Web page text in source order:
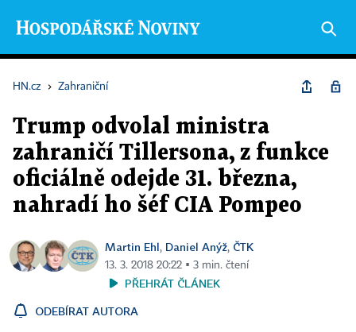
HN.cz › Zahraniční
Trump odvolal ministra
zahraničí Tillersona, z funkce
oficiálně odejde 31. března,
nahradí ho šéf CIA Pompeo
Martin Ehl, Daniel Anýž, ČTK
13. 3. 2018 20:22 ▪ 3 min. čtení
PŘEHRÁT ČLÁNEK
ODEBÍRAT AUTORA